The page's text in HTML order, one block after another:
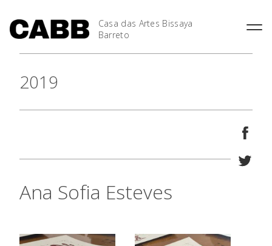
Casa das Artes Bissaya
Barreto
2019
Ana Sofia Esteves